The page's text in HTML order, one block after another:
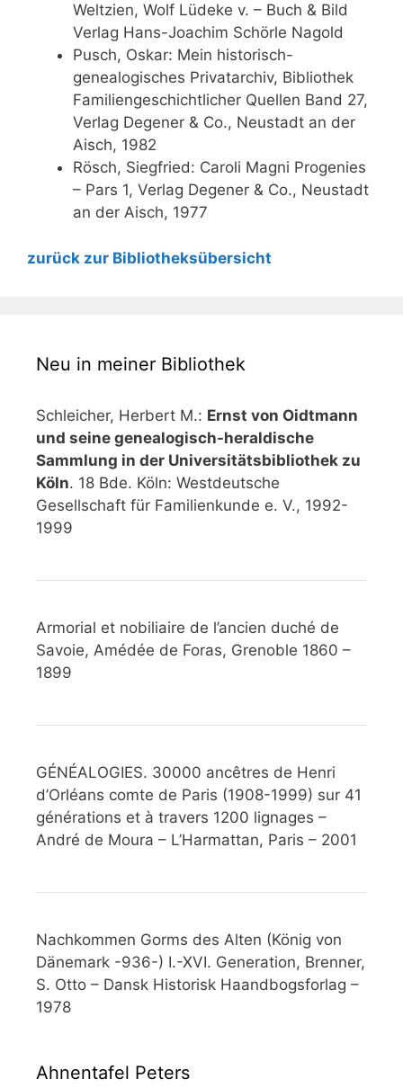
Weltzien, Wolf Lüdeke v. – Buch & Bild
Verlag Hans-Joachim Schörle Nagold
Pusch, Oskar: Mein historisch-
genealogisches Privatarchiv, Bibliothek
Familiengeschichtlicher Quellen Band 27,
Verlag Degener & Co., Neustadt an der
Aisch, 1982
Rösch, Siegfried: Caroli Magni Progenies
– Pars 1, Verlag Degener & Co., Neustadt
an der Aisch, 1977
zurück zur Bibliotheksübersicht
Neu in meiner Bibliothek
Schleicher, Herbert M.: Ernst von Oidtmann
und seine genealogisch-heraldische
Sammlung in der Universitätsbibliothek zu
Köln. 18 Bde. Köln: Westdeutsche
Gesellschaft für Familienkunde e. V., 1992-
1999
Armorial et nobiliaire de l’ancien duché de
Savoie, Amédée de Foras, Grenoble 1860 –
1899
GÉNÉALOGIES. 30000 ancêtres de Henri
d’Orléans comte de Paris (1908-1999) sur 41
générations et à travers 1200 lignages –
André de Moura – L’Harmattan, Paris – 2001
Nachkommen Gorms des Alten (König von
Dänemark -936-) I.-XVI. Generation, Brenner,
S. Otto – Dansk Historisk Haandbogsforlag –
1978
Ahnentafel Peters